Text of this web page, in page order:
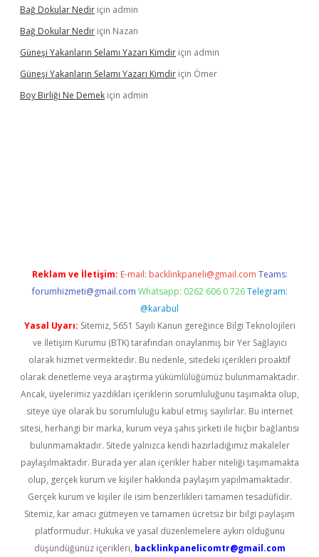
Bağ Dokular Nedir için admin
Bağ Dokular Nedir için Nazan
Güneşi Yakanların Selamı Yazarı Kimdir için admin
Güneşi Yakanların Selamı Yazarı Kimdir için Ömer
Boy Birliği Ne Demek için admin
Reklam ve İletişim: E-mail: backlinkpaneli@gmail.com Teams:
forumhizmeti@gmail.com Whatsapp: 0262 606 0 726 Telegram:
@karabul
Yasal Uyarı: Sitemiz, 5651 Sayılı Kanun gereğince Bilgi Teknolojileri
ve İletişim Kurumu (BTK) tarafından onaylanmış bir Yer Sağlayıcı
olarak hizmet vermektedir. Bu nedenle, sitedeki içerikleri proaktif
olarak denetleme veya araştırma yükümlülüğümüz bulunmamaktadır.
Ancak, üyelerimiz yazdıkları içeriklerin sorumluluğunu taşımakta olup,
siteye üye olarak bu sorumluluğu kabul etmiş sayılırlar. Bu internet
sitesi, herhangi bir marka, kurum veya şahıs şirketi ile hiçbir bağlantısı
bulunmamaktadır. Sitede yalnızca kendi hazırladığımız makaleler
paylaşılmaktadır. Burada yer alan içerikler haber niteliği taşımamakta
olup, gerçek kurum ve kişiler hakkında paylaşım yapılmamaktadır.
Gerçek kurum ve kişiler ile isim benzerlikleri tamamen tesadüfidir.
Sitemiz, kar amacı gütmeyen ve tamamen ücretsiz bir bilgi paylaşım
platformudur. Hukuka ve yasal düzenlemelere aykırı olduğunu
düşündüğünüz içerikleri, backlinkpanelicomtr@gmail.com